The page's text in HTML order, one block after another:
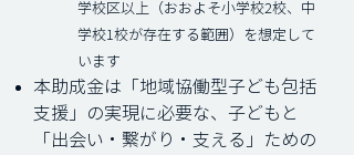
学校区以上（おおよそ小学校2校、中
学校1校が存在する範囲）を想定して
います
本助成金は「地域協働型子ども包括
支援」の実現に必要な、子どもと
「出会い・繋がり・支える」ための